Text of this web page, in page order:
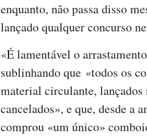
enquanto, não passa disso
lançado qualquer concurso
«É lamentável o
sublinhando que «todos os
material circulante, lançados
cancelados», e que, desde a
comprou «um único»